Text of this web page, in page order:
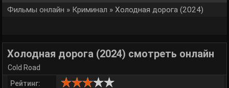
Фильмы онлайн » Криминал » Холодная дорога (2024)
Холодная дорога (2024) смотреть онлайн
Cold Road
Рейтинг: